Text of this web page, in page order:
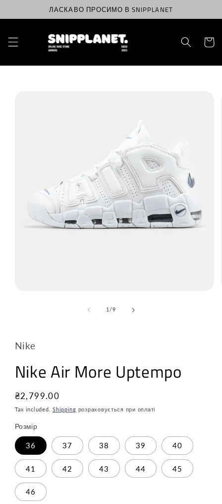
вмісту
ЛАСКАВО ПРОСИМО В SNIPPLANET
1 /з9
Nike
Nike Air More Uptempo
Звичайна
ціна
₴2,799.00
Tax included.Shipping розраховується при оплаті
Розмір
36 37 38 39 40
41 42 43 44 45
46